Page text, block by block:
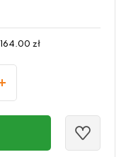
164.00 zł